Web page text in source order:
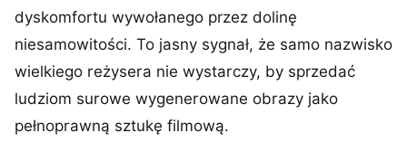
dyskomfortu wywołanego przez dolinę
niesamowitości. To jasny sygnał, że samo nazwisko
wielkiego reżysera nie wystarczy, by sprzedać
ludziom surowe wygenerowane obrazy jako
pełnoprawną sztukę filmową.